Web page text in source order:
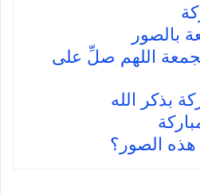
بالصور
اللهم صلِّ على
بذكر الله
الصور؟